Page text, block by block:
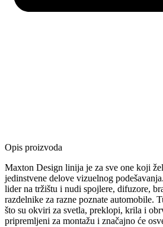
Opis proizvoda
Maxton Design linija je za sve one koji
jedinstvene delove vizuelnog
lider na tržištu i nudi spojlere, difuzore,
razdelnike za razne poznate automobile.
što su okviri za svetla, preklopi, krila i
pripremljeni za montažu i značajno će